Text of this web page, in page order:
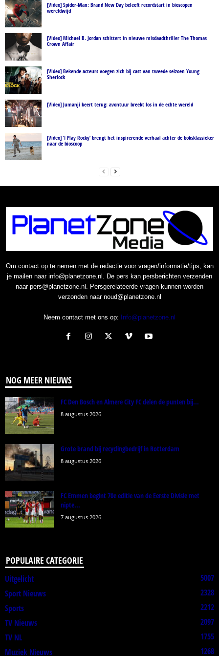
[Video] Spider-Man: Brand New Day beleeft recordstart in bioscopen
wereldwijd
[Video] Michael B. Jordan schittert in nieuwe misdaadthriller The Thomas
Crown Affair
[Video] Bekende acteurs voegen zich bij cast van tweede seizoen Young
Sherlock
[Video] Jumanji keert terug: avontuur breekt los in de echte wereld
[Video] ‘I Play Rocky’ brengt het inspirerende verhaal achter de boksklassieker
naar de bioscoop
Om contact op te nemen met de redactie voor vragen/informatie/tips, kan
je mailen naar info@planetzone.nl. De pers kan persberichten verzenden
naar pers@planetzone.nl. Persgerelateerde vragen kunnen worden
verzonden naar noud@planetzone.nl
Neem contact met ons op: Info@planetzone.nl
NOG MEER NIEUWS
FC Den Bosch en Almere City FC delen de punten bij...
8 augustus 2026
Grote brand bij recyclingbedrijf in Rotterdam
8 augustus 2026
FC Emmen begint 70e editie van de Eerste Divisie met
nipte...
7 augustus 2026
POPULAIRE CATEGORIE
Uitgelicht
5007
Sport Nieuws
2328
Sports
2212
TV Nieuws
2097
TV NL
1755
Muziek Nieuws
1268